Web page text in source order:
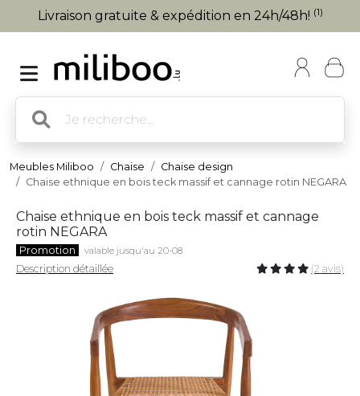
Livraison gratuite & expédition en 24h/48h! (1)
Meubles Miliboo Chaise
Chaise design
Chaise ethnique en bois teck massif et cannage rotin NEGARA
Chaise ethnique en bois teck massif et cannage
rotin NEGARA
Promotion valable jusqu'au 20-08
Description détaillée (2 avis)